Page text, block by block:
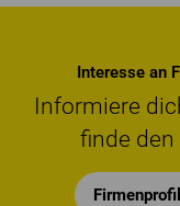
Interesse an
Informiere
finde